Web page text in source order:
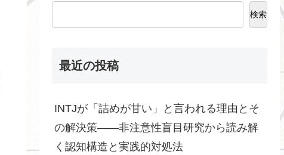
検索
最近の投稿
INTJが「詰めが甘い」と言われる理由とそ
の解決策――非注意性盲目研究から読み解
く認知構造と実践的対処法